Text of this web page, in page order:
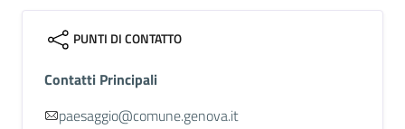
PUNTI DI CONTATTO
Contatti Principali
paesaggio@comune.genova.it